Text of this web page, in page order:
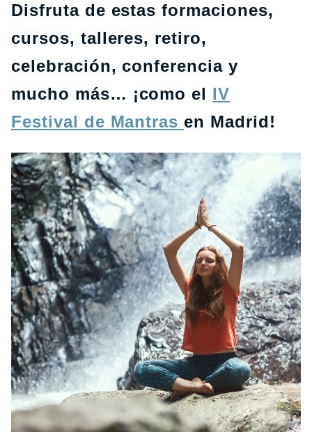
Disfruta de estas formaciones,
cursos, talleres, retiro,
celebración, conferencia y
mucho más… ¡como el IV
Festival de Mantras en Madrid!